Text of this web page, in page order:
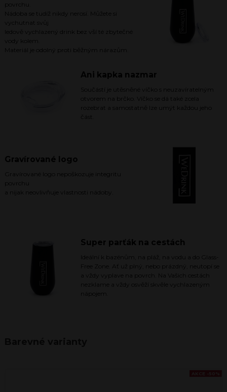
povrchu.
Nádoba se tudíž nikdy nerosí. Můžete si
vychutnat svůj
ledově vychlazený drink bez vší té zbytečné
vody kolem.
Materiál je odolný proti běžným nárazům.
Ani kapka nazmar
Součástí je utěsněné víčko s neuzavíratelným
otvorem na brčko. Víčko se dá také zcela
rozebrat a samostatně lze umýt každou jeho
část.
Gravírované logo
Gravírované logo nepoškozuje integritu
povrchu
a nijak neovlivňuje vlastnosti nádoby.
Super parťák na cestách
Ideální k bazénům, na pláž, na vodu a do Glass-
Free Zone. Ať už plný, nebo prázdný, neutopí se
a vždy vyplave na povrch. Na Vašich cestách
nezklame a vždy osvěží skvěle vychlazeným
nápojem.